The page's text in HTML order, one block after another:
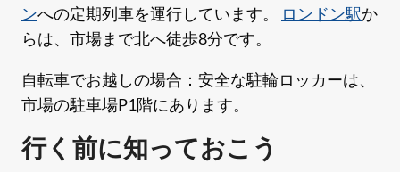
ンへの定期列車を運行しています。 ロンドン駅か
らは、市場まで北へ徒歩8分です。
自転車でお越しの場合：安全な駐輪ロッカーは、
市場の駐車場P1階にあります。
行く前に知っておこう